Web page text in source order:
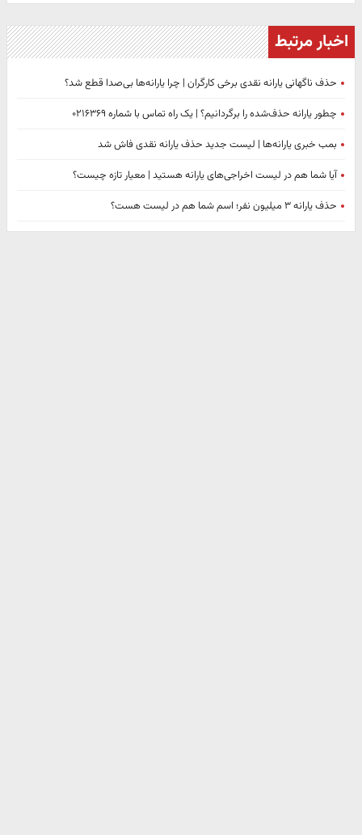
اخبار مرتبط
حذف ناگهانی یارانه نقدی برخی کارگران | چرا یارانه‌ها بی‌صدا قطع شد؟
چطور یارانه حذف‌شده را برگردانیم؟ | یک راه تماس با شماره ۰۲۱۶۳۶۹
بمب خبری یارانه‌ها | لیست جدید حذف یارانه نقدی فاش شد
آیا شما هم در لیست اخراجی‌های یارانه هستید | معیار تازه چیست؟
حذف یارانه ۳ میلیون نفر؛ اسم شما هم در لیست هست؟